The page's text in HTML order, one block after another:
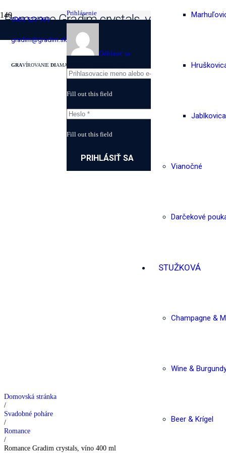
0905 523 995
gradim@gradim.sk
Prihlásenie
Odhlásiť sa
Fill out this field
Fill out this field
PRIHLÁSIŤ SA
GRAVÍROVANIE DIAMANTOVOU
Jablkovica
Vianočné
Darčekové
STUŽKOVÁ
Champagne &
Wine &
Beer & Krígel
Romance Gradim crystals, víno 400 ml
Domovská stránka
/
Svadobné poháre
/
Romance
/
Romance Gradim crystals, víno 400 ml